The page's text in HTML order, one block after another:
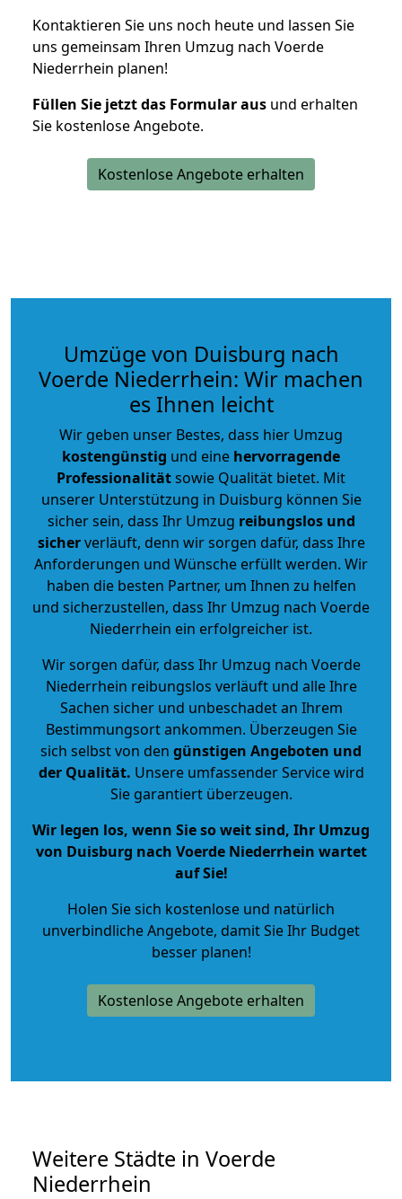
Kontaktieren Sie uns noch heute und lassen Sie
uns gemeinsam Ihren Umzug nach Voerde
Niederrhein planen!
Füllen Sie jetzt das Formular aus und erhalten
Sie kostenlose Angebote.
Kostenlose Angebote erhalten
Umzüge von Duisburg nach
Voerde Niederrhein: Wir machen
es Ihnen leicht
Wir geben unser Bestes, dass hier Umzug
kostengünstig und eine hervorragende
Professionalitätsowie Qualität bietet. Mit
unserer Unterstützung in Duisburg können Sie
sicher sein, dass Ihr Umzug reibungslos und
sicherverläuft, denn wir sorgen dafür, dass Ihre
Anforderungen und Wünsche erfüllt werden. Wir
haben die besten Partner, um Ihnen zu helfen
und sicherzustellen, dass Ihr Umzug nach Voerde
Niederrhein ein erfolgreicher ist.
Wir sorgen dafür, dass Ihr Umzug nach Voerde
Niederrhein reibungslos verläuft und alle Ihre
Sachen sicher und unbeschadet an Ihrem
Bestimmungsort ankommen. Überzeugen Sie
sich selbst von den günstigen Angeboten und
der Qualität. Unsere umfassender Service wird
Sie garantiert überzeugen.
Wir legen los, wenn Sie so weit sind, Ihr Umzug
von Duisburg nach Voerde Niederrhein wartet
auf Sie!
Holen Sie sich kostenlose und natürlich
unverbindliche Angebote, damit Sie Ihr Budget
besser planen!
Kostenlose Angebote erhalten
Weitere Städte in Voerde
Niederrhein